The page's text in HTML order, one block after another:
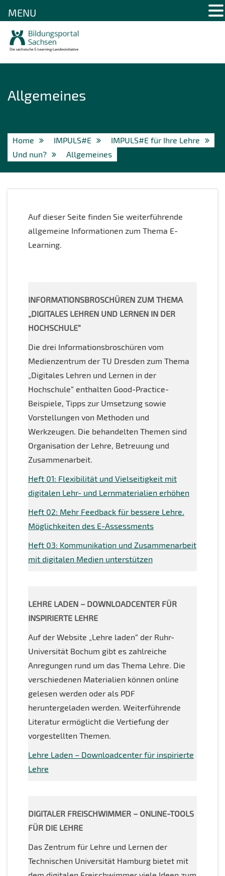
Allgemeines
Home IMPULS#E
IMPULS#E für Ihre Lehre
Und nun?
Allgemeines
Auf dieser Seite finden Sie weiterführende
allgemeine Informationen zum Thema E-
Learning.
INFORMATIONSBROSCHÜREN ZUM THEMA
„DIGITALES LEHREN UND LERNEN IN DER
HOCHSCHULE“
Die drei Informationsbroschüren vom
Medienzentrum der TU Dresden zum Thema
„Digitales Lehren und Lernen in der
Hochschule“ enthalten Good-Practice-
Beispiele, Tipps zur Umsetzung sowie
Vorstellungen von Methoden und
Werkzeugen. Die behandelten Themen sind
Organisation der Lehre, Betreuung und
Zusammenarbeit.
Heft 01: Flexibilität und Vielseitigkeit mit
digitalen Lehr- und Lernmaterialien erhöhen
Heft 02: Mehr Feedback für bessere Lehre.
Möglichkeiten des E-Assessments
Heft 03: Kommunikation und Zusammenarbeit
mit digitalen Medien unterstützen
LEHRE LADEN – DOWNLOADCENTER FÜR
INSPIRIERTE LEHRE
Auf der Website „Lehre laden“ der Ruhr-
Universität Bochum gibt es zahlreiche
Anregungen rund um das Thema Lehre. Die
verschiedenen Materialien können online
gelesen werden oder als PDF
heruntergeladen werden. Weiterführende
Literatur ermöglicht die Vertiefung der
vorgestellten Themen.
Lehre Laden – Downloadcenter für inspirierte
Lehre
DIGITALER FREISCHWIMMER – ONLINE-TOOLS
FÜR DIE LEHRE
Das Zentrum für Lehre und Lernen der
Technischen Universität Hamburg bietet mit
MENU